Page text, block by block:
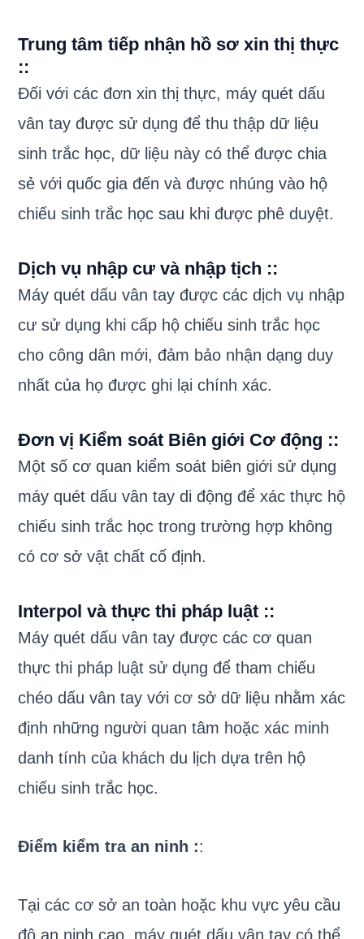
Trung tâm tiếp nhận hồ sơ xin thị thực
::
Đối với các đơn xin thị thực, máy quét dấu
vân tay được sử dụng để thu thập dữ liệu
sinh trắc học, dữ liệu này có thể được chia
sẻ với quốc gia đến và được nhúng vào hộ
chiếu sinh trắc học sau khi được phê duyệt.
Dịch vụ nhập cư và nhập tịch ::
Máy quét dấu vân tay được các dịch vụ nhập
cư sử dụng khi cấp hộ chiếu sinh trắc học
cho công dân mới, đảm bảo nhận dạng duy
nhất của họ được ghi lại chính xác.
Đơn vị Kiểm soát Biên giới Cơ động ::
Một số cơ quan kiểm soát biên giới sử dụng
máy quét dấu vân tay di động để xác thực hộ
chiếu sinh trắc học trong trường hợp không
có cơ sở vật chất cố định.
Interpol và thực thi pháp luật ::
Máy quét dấu vân tay được các cơ quan
thực thi pháp luật sử dụng để tham chiếu
chéo dấu vân tay với cơ sở dữ liệu nhằm xác
định những người quan tâm hoặc xác minh
danh tính của khách du lịch dựa trên hộ
chiếu sinh trắc học.
Điểm kiểm tra an ninh ::
Tại các cơ sở an toàn hoặc khu vực yêu cầu
độ an ninh cao, máy quét dấu vân tay có thể